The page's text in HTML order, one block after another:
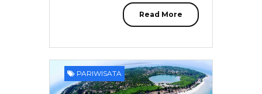
Read More
PARIWISATA